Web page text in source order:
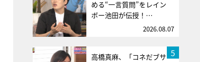
める“一言質問”をレイン
ボー池田が伝授！…
2026.08.07
5
高橋真麻、「コネだブサ